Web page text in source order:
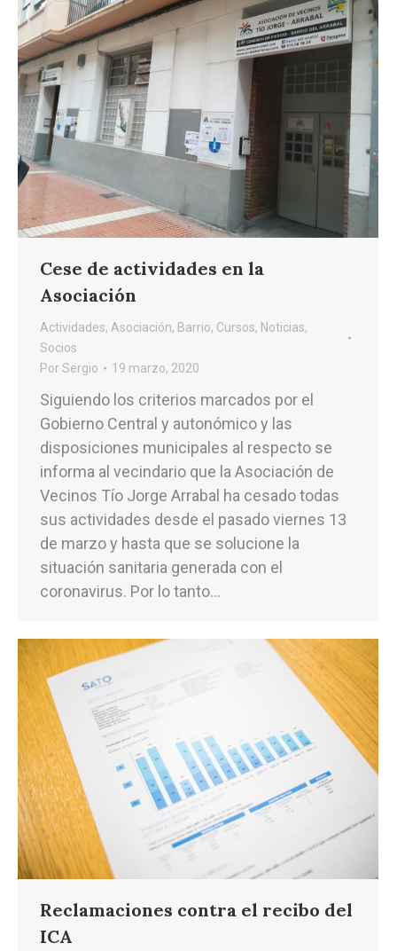
Cese de actividades en la
Asociación
Actividades, Asociación, Barrio, Cursos, Noticias,
Socios
PorSergio 19 marzo, 2020
Siguiendo los criterios marcados por el
Gobierno Central y autonómico y las
disposiciones municipales al respecto se
informa al vecindario que la Asociación de
Vecinos Tío Jorge Arrabal ha cesado todas
sus actividades desde el pasado viernes 13
de marzo y hasta que se solucione la
situación sanitaria generada con el
coronavirus. Por lo tanto…
Reclamaciones contra el recibo del
ICA